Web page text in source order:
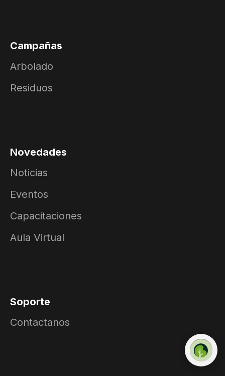
Campañas
Arbolado
Residuos
Novedades
Noticias
Eventos
Capacitaciones
Aula Virtual
Soporte
Contactanos